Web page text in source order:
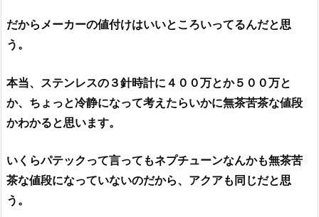
だからメーカーの値付けはいいところいってるんだと思
う。
本当、ステンレスの３針時計に４００万とか５００万と
か、ちょっと冷静になって考えたらいかに無茶苦茶な値段
かわかると思います。
いくらパテックって言ってもネプチューンなんかも無茶苦
茶な値段になっていないのだから、アクアも同じだと思
う。